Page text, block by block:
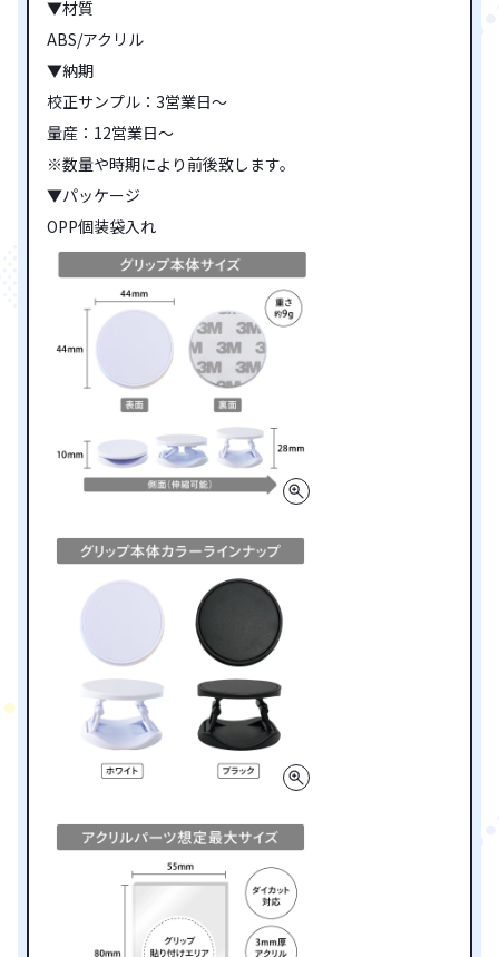
▼材質
ABS/アクリル
▼納期
校正サンプル：3営業日～
量産：12営業日～
※数量や時期により前後致します。
▼パッケージ
OPP個装袋入れ